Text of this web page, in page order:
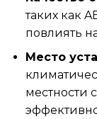
таких как
повлиять
Место
местности